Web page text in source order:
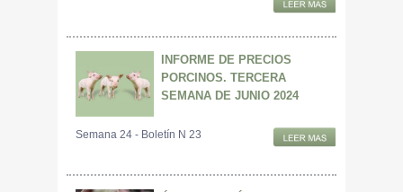
INFORME DE PRECIOS
PORCINOS. TERCERA
SEMANA DE JUNIO 2024
Semana 24 - Boletín N 23